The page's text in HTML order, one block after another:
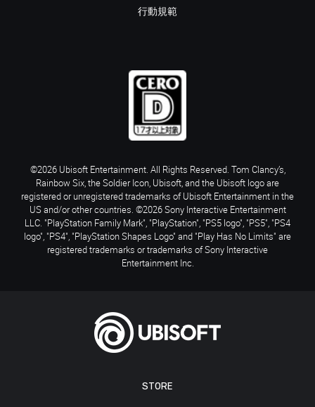
STORE
行動規範
©2026 Ubisoft Entertainment. All Rights Reserved. Tom Clancy’s,
Rainbow Six, the Soldier Icon, Ubisoft, and the Ubisoft logo are
registered or unregistered trademarks of Ubisoft Entertainment in the
US and/or other countries. ©2026 Sony Interactive Entertainment
LLC. "PlayStation Family Mark", "PlayStation", "PS5 logo", "PS5", "PS4
logo", "PS4", "PlayStation Shapes Logo" and "Play Has No Limits" are
registered trademarks or trademarks of Sony Interactive
Entertainment Inc.